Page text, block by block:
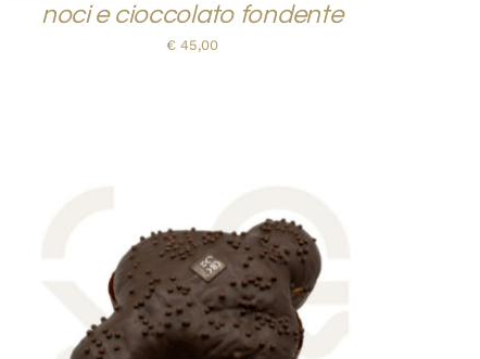
noci e cioccolato fondente
€45,00
AGGIUNGI AL CARRELLO / QUICK VIEW